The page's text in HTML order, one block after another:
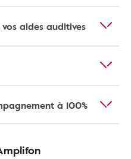
aides auditives
à 100%